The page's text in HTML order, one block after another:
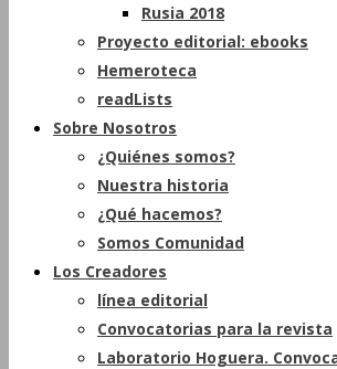
Rusia 2018
Proyecto editorial: ebooks
Hemeroteca
readLists
Sobre Nosotros
¿Quiénes somos?
Nuestra historia
¿Qué hacemos?
Somos Comunidad
Los Creadores
línea editorial
Convocatorias para la revista
Laboratorio Hoguera.